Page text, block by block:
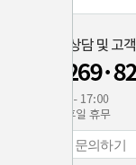
1:1 문의하기